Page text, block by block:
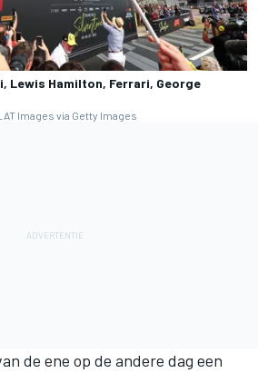
Lewis Hamilton, Ferrari, George
Images via Getty Images
de ene op de andere dag een